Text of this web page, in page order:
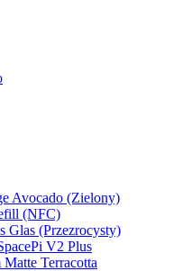
Avocado (Zielony)
(NFC)
Glas (Przezrocysty)
V2 Plus
Terracotta